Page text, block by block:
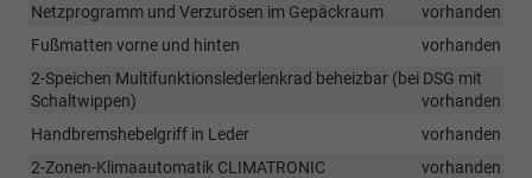
Netzprogramm und Verzurösen im Gepäckraum
vorhanden
Fußmatten vorne und hinten
vorhanden
2-Speichen Multifunktionslederlenkrad beheizbar (bei DSG mit
Schaltwippen)
vorhanden
Handbremshebelgriff in Leder
vorhanden
2-Zonen-Klimaautomatik CLIMATRONIC
vorhanden